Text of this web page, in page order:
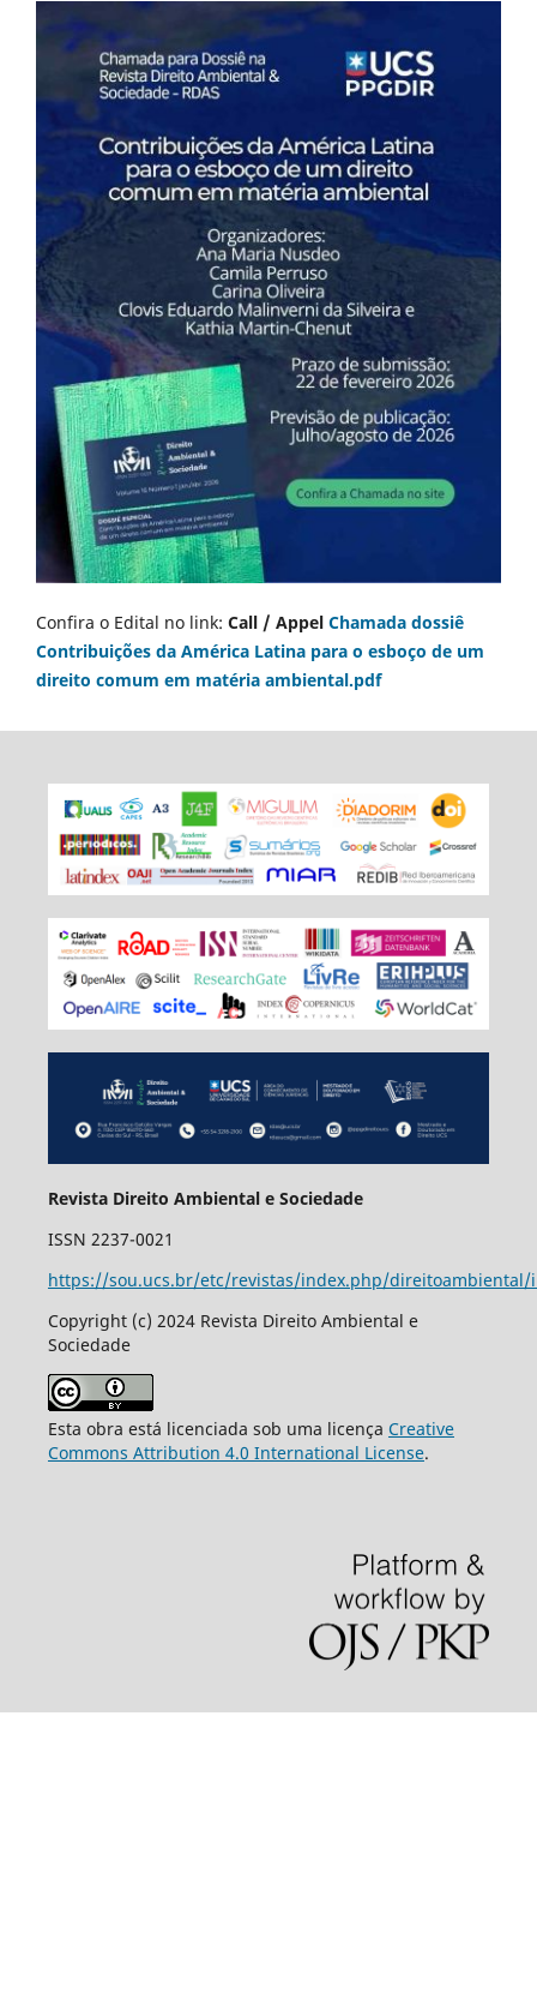
Confira o Edital no link: Call / Appel Chamada dossiê
Contribuições da América Latina para o esboço de um
direito comum em matéria ambiental.pdf
Revista Direito Ambiental e Sociedade
ISSN 2237-0021
https://sou.ucs.br/etc/revistas/index.php/direitoambiental/
Copyright (c) 2024 Revista Direito Ambiental e
Sociedade
Esta obra está licenciada sob uma licença Creative
Commons Attribution 4.0 International License.